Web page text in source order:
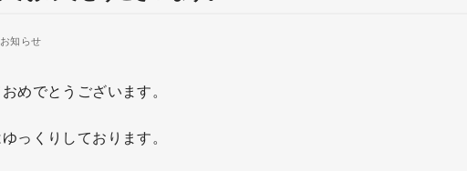
お知らせ
めでとうございます。
っくりしております。